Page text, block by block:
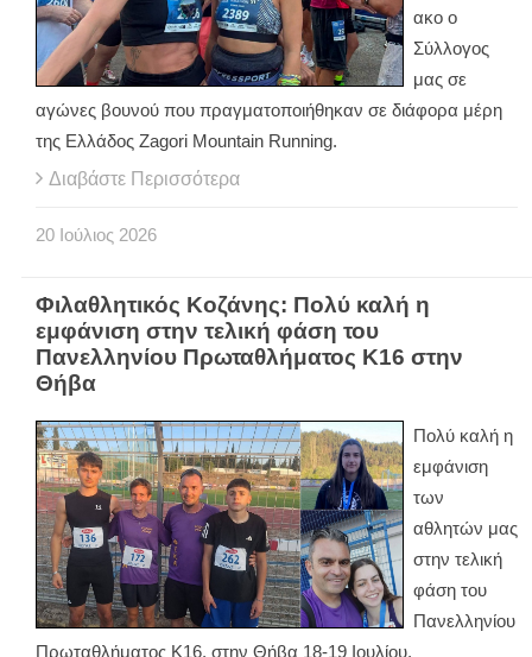
ακο ο
Σύλλογος
μας σε
αγώνες βουνού που πραγματοποιήθηκαν σε διάφορα μέρη
της Ελλάδος Zagori Mountain Running.
Διαβάστε Περισσότερα
20 Ιούλιος 2026
Φιλαθλητικός Κοζάνης: Πολύ καλή η
εμφάνιση στην τελική φάση του
Πανελληνίου Πρωταθλήματος Κ16 στην
Θήβα
Πολύ καλή η
εμφάνιση
των
αθλητών μας
στην τελική
φάση του
Πανελληνίου
Πρωταθλήματος Κ16, στην Θήβα 18-19 Ιουλίου.